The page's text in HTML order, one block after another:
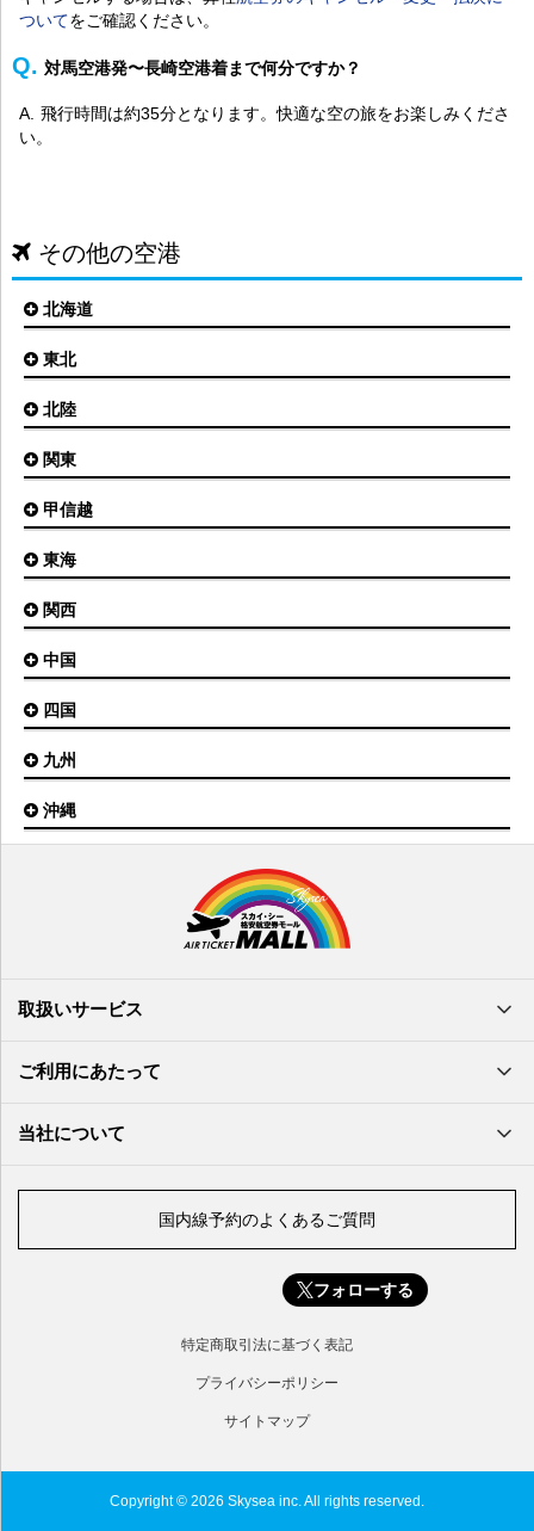
ついてをご確認ください。
対馬空港発〜長崎空港着まで何分ですか？
飛行時間は約35分となります。快適な空の旅をお楽しみくださ
い。
その他の空港
北海道
札幌(新千歳)空港
旭川空港
オホーツク紋別空港
釧路空港
稚内空港
とかち帯広空港
根室中標津空港
奥尻空港
利尻空港
東北
仙台空港
青森空港
三沢空港
福島空港
大館能代空港
庄内空港
山形空港
北陸
小松空港
能登空港
関東
東京(羽田)空港
茨城空港
八丈島空港
甲信越
新潟空港
東海
名古屋(中部)空港
静岡空港
関西
大阪(伊丹)空港
神戸空港
南紀白浜空港
但馬空港
中国
広島空港
山口宇部空港
出雲空港
米子空港
四国
松山空港
徳島空港
九州
福岡空港
鹿児島空港
北九州空港
奄美大島空港
徳之島空港
喜界島空港
沖縄
南大東空港
多良間空港
取扱いサービス
ご利用にあたって
当社について
国内線予約のよくあるご質問
フォローする
特定商取引法に基づく表記
プライバシーポリシー
サイトマップ
Copyright © 2026 Skysea inc. All rights reserved.